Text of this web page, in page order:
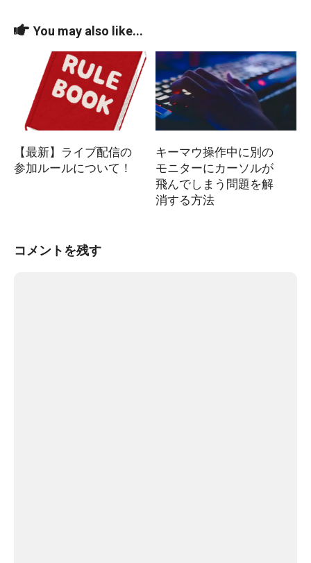
You may also like...
【最新】ライブ配信の
参加ルールについて！
キーマウ操作中に別の
モニターにカーソルが
飛んでしまう問題を解
消する方法
コメントを残す